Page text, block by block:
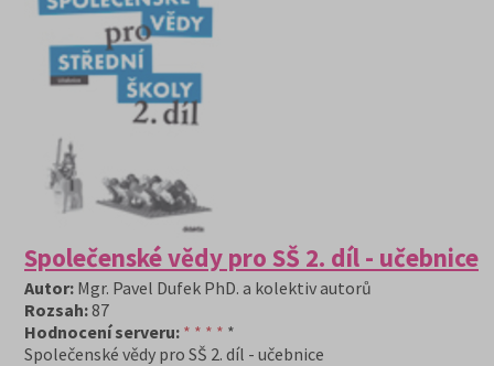
Společenské vědy pro SŠ 2. díl - učebnice
Autor: Mgr. Pavel Dufek PhD. a kolektiv autorů
Rozsah:87
Hodnocení serveru: * * * * *
Společenské vědy pro SŠ 2. díl - učebnice